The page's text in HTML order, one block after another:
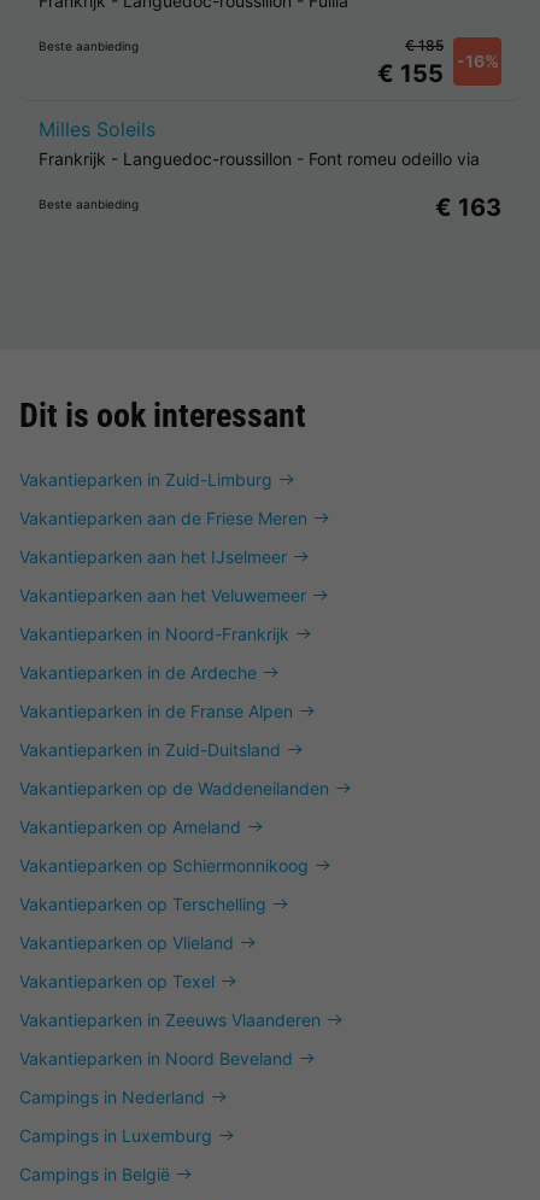
Beste aanbieding
€ 155 -16%
€ 185
Milles Soleils
Frankrijk - Languedoc-roussillon - Font romeu odeillo via
Beste aanbieding € 163
Dit is ook interessant
Vakantieparken in Zuid-Limburg
Vakantieparken aan de Friese Meren
Vakantieparken aan het IJselmeer
Vakantieparken aan het Veluwemeer
Vakantieparken in Noord-Frankrijk
Vakantieparken in de Ardeche
Vakantieparken in de Franse Alpen
Vakantieparken in Zuid-Duitsland
Vakantieparken op de Waddeneilanden
Vakantieparken op Ameland
Vakantieparken op Schiermonnikoog
Vakantieparken op Terschelling
Vakantieparken op Vlieland
Vakantieparken op Texel
Vakantieparken in Zeeuws Vlaanderen
Vakantieparken in Noord Beveland
Campings in Nederland
Campings in Luxemburg
Campings in België